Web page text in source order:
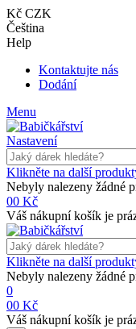
Kč CZK
Čeština
Help
Kontaktujte nás
Dodání
Menu
Nastavení
Klikněte na další
Nebyly nalezeny žádné
00 Kč
Váš nákupní košík je
Klikněte na další
Nebyly nalezeny žádné
0
00 Kč
Váš nákupní košík je